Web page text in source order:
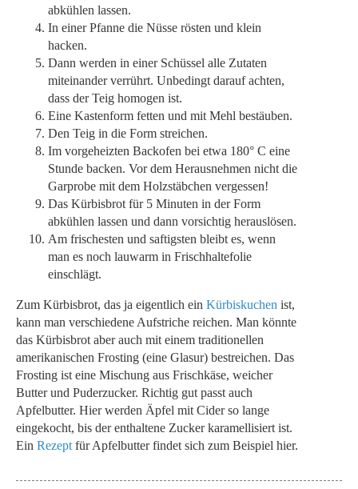
abkühlen lassen.
In einer Pfanne die Nüsse rösten und klein
hacken.
Dann werden in einer Schüssel alle Zutaten
miteinander verrührt. Unbedingt darauf achten,
dass der Teig homogen ist.
Eine Kastenform fetten und mit Mehl bestäuben.
Den Teig in die Form streichen.
Im vorgeheizten Backofen bei etwa 180° C eine
Stunde backen. Vor dem Herausnehmen nicht die
Garprobe mit dem Holzstäbchen vergessen!
Das Kürbisbrot für 5 Minuten in der Form
abkühlen lassen und dann vorsichtig herauslösen.
Am frischesten und saftigsten bleibt es, wenn
man es noch lauwarm in Frischhaltefolie
einschlägt.
Zum Kürbisbrot, das ja eigentlich ein Kürbiskuchen ist,
kann man verschiedene Aufstriche reichen. Man könnte
das Kürbisbrot aber auch mit einem traditionellen
amerikanischen Frosting (eine Glasur) bestreichen. Das
Frosting ist eine Mischung aus Frischkäse, weicher
Butter und Puderzucker. Richtig gut passt auch
Apfelbutter. Hier werden Äpfel mit Cider so lange
eingekocht, bis der enthaltene Zucker karamellisiert ist.
Ein Rezept für Apfelbutter findet sich zum Beispiel hier.